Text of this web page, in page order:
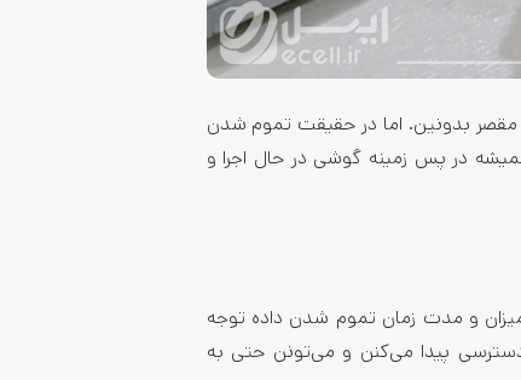
مقصر بدونین. اما در حقیقت تموم شدن
در پس زمینه گوشی در حال اجرا و
میزان و مدت زمان تموم شدن داده توجه
پیدا می‌کنن و می‌تونن حتی به